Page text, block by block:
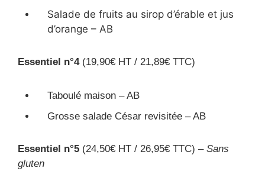
Salade de fruits au sirop d’érable et jus
d’orange – AB
Essentiel n°4 (19,90€ HT / 21,89€ TTC)
Taboulé maison – AB
Grosse salade César revisitée – AB
Essentiel n°5 (24,50€ HT / 26,95€ TTC) – Sans
gluten